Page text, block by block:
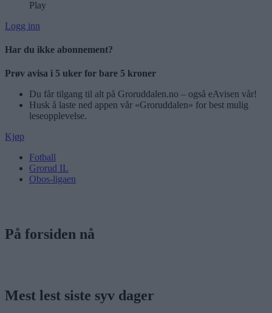
Play
Logg inn
Har du ikke abonnement?
Prøv avisa i 5 uker for bare 5 kroner
Du får tilgang til alt på Groruddalen.no – også eAvisen vår!
Husk å laste ned appen vår «Groruddalen» for best mulig
leseopplevelse.
Kjøp
Fotball
Grorud IL
Obos-ligaen
På forsiden nå
Mest lest siste syv dager